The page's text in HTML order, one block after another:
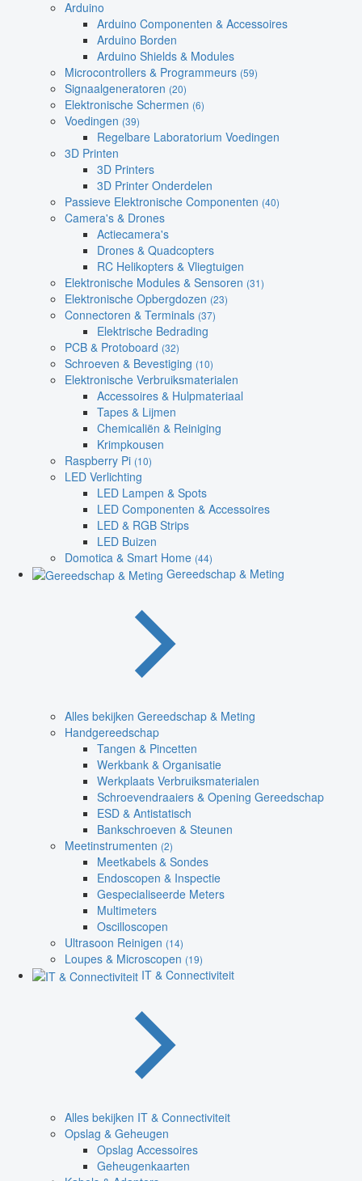
Arduino
Arduino Componenten & Accessoires
Arduino Borden
Arduino Shields & Modules
Microcontrollers & Programmeurs (59)
Signaalgeneratoren (20)
Elektronische Schermen (6)
Voedingen (39)
Regelbare Laboratorium Voedingen
3D Printen
3D Printers
3D Printer Onderdelen
Passieve Elektronische Componenten (40)
Camera's & Drones
Actiecamera's
Drones & Quadcopters
RC Helikopters & Vliegtuigen
Elektronische Modules & Sensoren (31)
Elektronische Opbergdozen (23)
Connectoren & Terminals (37)
Elektrische Bedrading
PCB & Protoboard (32)
Schroeven & Bevestiging (10)
Elektronische Verbruiksmaterialen
Accessoires & Hulpmateriaal
Tapes & Lijmen
Chemicaliën & Reiniging
Krimpkousen
Raspberry Pi (10)
LED Verlichting
LED Lampen & Spots
LED Componenten & Accessoires
LED & RGB Strips
LED Buizen
Domotica & Smart Home (44)
Gereedschap & Meting
Alles bekijken Gereedschap & Meting
Handgereedschap
Tangen & Pincetten
Werkbank & Organisatie
Werkplaats Verbruiksmaterialen
Schroevendraaiers & Opening Gereedschap
ESD & Antistatisch
Bankschroeven & Steunen
Meetinstrumenten (2)
Meetkabels & Sondes
Endoscopen & Inspectie
Gespecialiseerde Meters
Multimeters
Oscilloscopen
Ultrasoon Reinigen (14)
Loupes & Microscopen (19)
IT & Connectiviteit
Alles bekijken IT & Connectiviteit
Opslag & Geheugen
Opslag Accessoires
Geheugenkaarten